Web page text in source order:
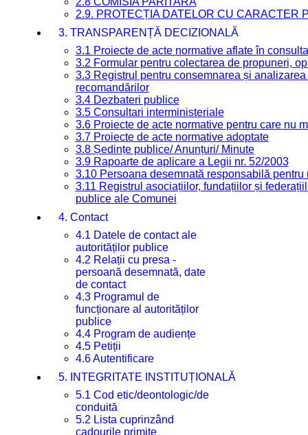
2.9. PROTECȚIA DATELOR CU CARACTER
3. TRANSPARENȚĂ DECIZIONALĂ
3.1 Proiecte de acte normative aflate în
3.2 Formular pentru colectarea de propuneri,
3.3 Registrul pentru consemnarea și
recomandărilor
3.4 Dezbateri publice
3.5 Consultari interministeriale
3.6 Proiecte de acte normative pentru care nu
3.7 Proiecte de acte normative adoptate
3.8 Ședințe publice/ Anunțuri/ Minute
3.9 Rapoarte de aplicare a Legii nr. 52/2003
3.10 Persoana desemnată responsabilă
3.11 Registrul asociațiilor, fundațiilor și
publice ale Comunei
4. Contact
4.1 Datele de contact ale
autorităților publice
4.2 Relații cu presa -
persoană desemnată, date
de contact
4.3 Programul de
funcționare al autorităților
publice
4.4 Program de audiențe
4.5 Petiții
4.6 Autentificare
5. INTEGRITATE INSTITUȚIONALĂ
5.1 Cod etic/deontologic/de
conduită
5.2 Lista cuprinzând
cadourile primite